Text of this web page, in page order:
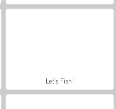
Let's Fish!